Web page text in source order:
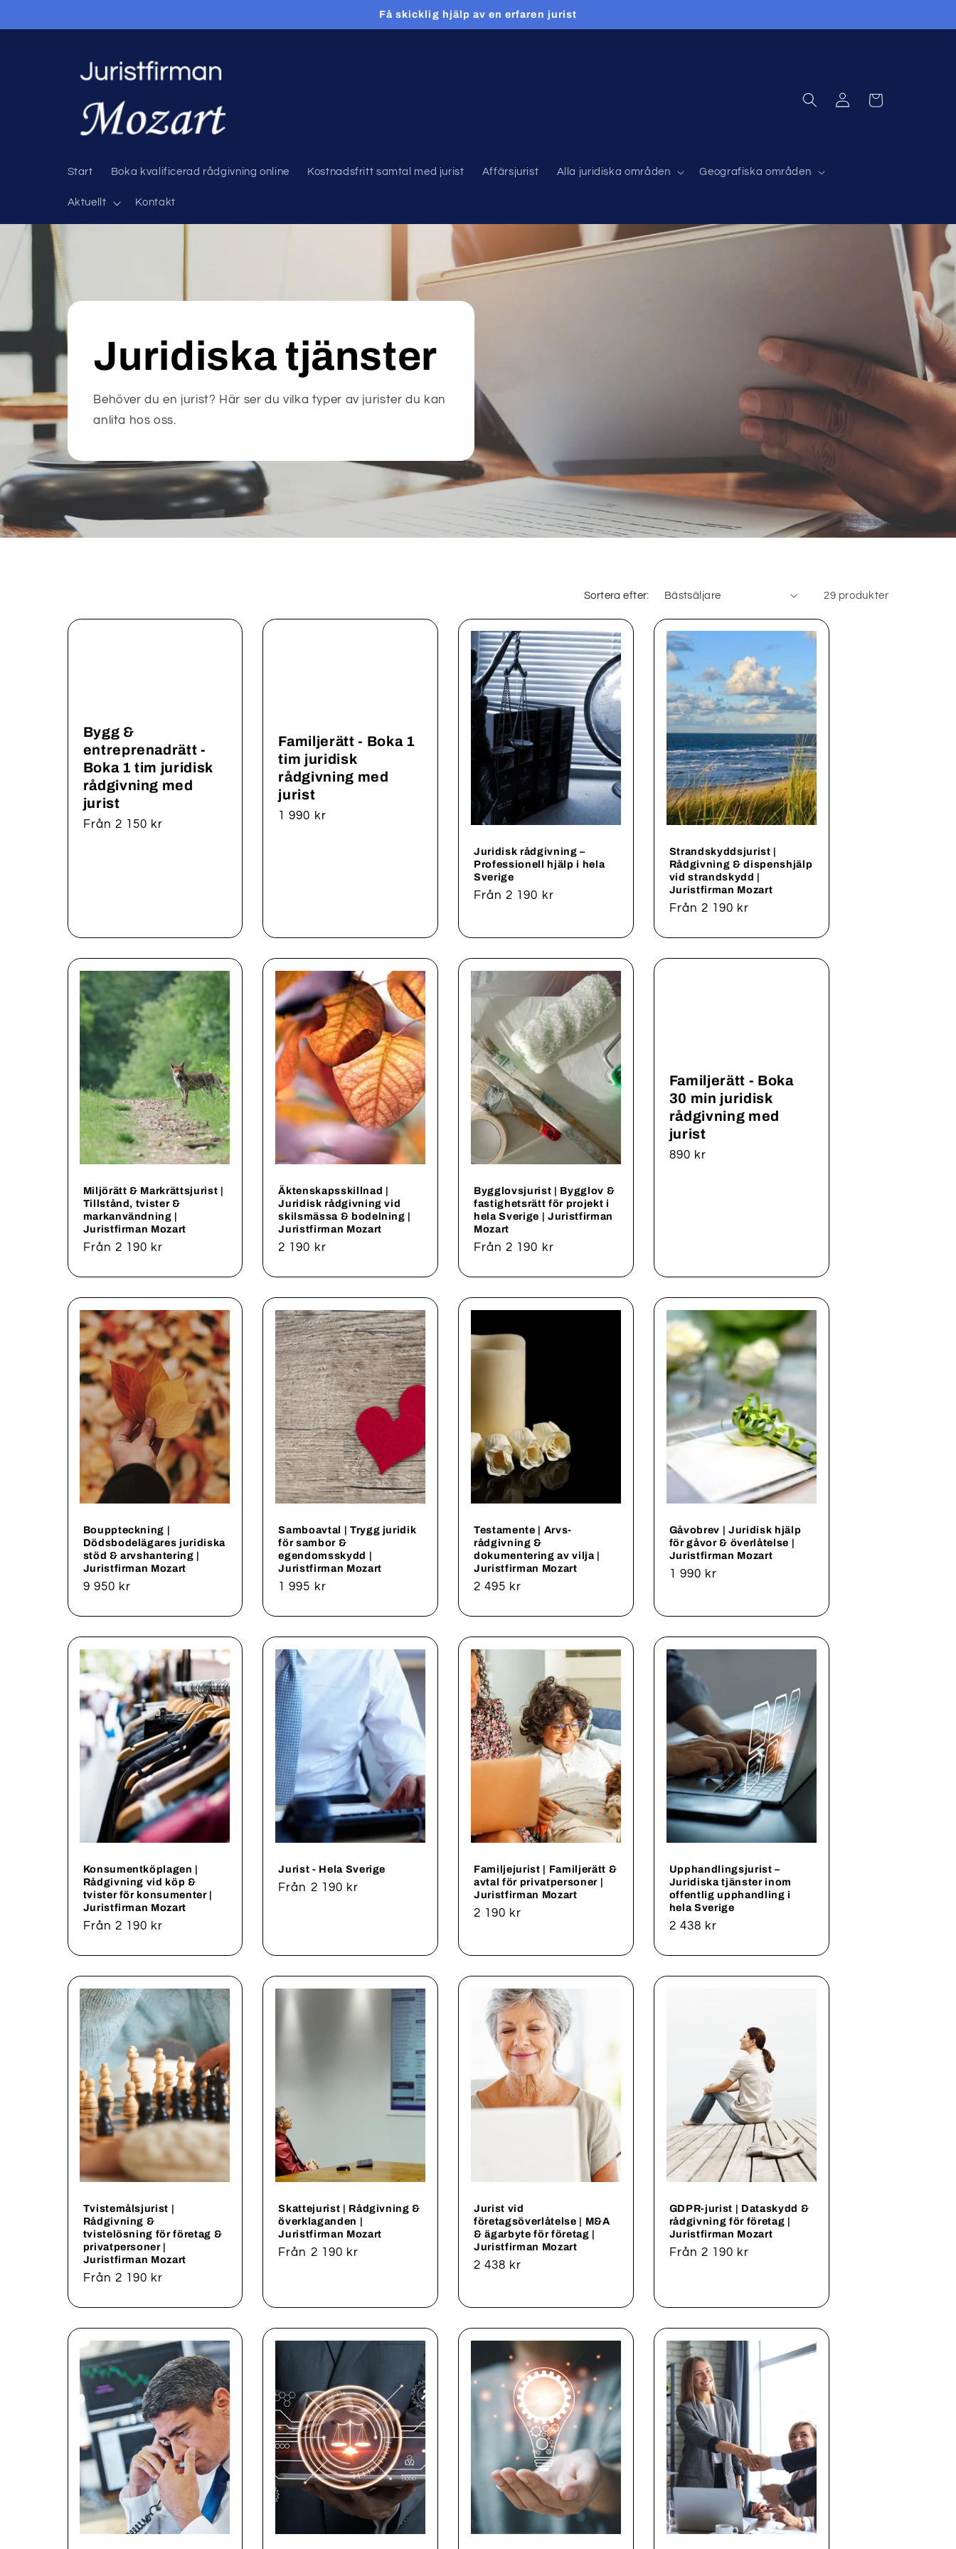
Få skicklig hjälp av en erfaren jurist
Start Boka kvalificerad rådgivning online Kostnadsfritt samtal med jurist Affärsjurist Alla juridiska områden Geografiska områden
Aktuellt Kontakt
Logga
Varukorg
Juridiska tjänster
Behöver du en jurist? Här ser du vilka typer av jurister du kan
anlita hos oss.
Sortera efter: 29 produkter
Bygg &
entreprenadrätt -
Boka 1 tim juridisk
rådgivning med
jurist
Ordinarie
Från 2 150 kr
Familjerätt - Boka 1
tim juridisk
rådgivning med
jurist
Ordinarie
1 990 kr
Juridisk rådgivning –
Professionell hjälp i hela
Sverige
Ordinarie
Från 2 190 kr
Strandskyddsjurist |
Rådgivning & dispenshjälp
vid strandskydd |
Juristfirman Mozart
Ordinarie
Från 2 190 kr
Miljörätt & Markrättsjurist |
Tillstånd, tvister &
markanvändning |
Juristfirman Mozart
Ordinarie
Från 2 190 kr
Äktenskapsskillnad |
Juridisk rådgivning vid
skilsmässa & bodelning |
Juristfirman Mozart
Ordinarie
2 190 kr
Bygglovsjurist | Bygglov &
fastighetsrätt för projekt i
hela Sverige | Juristfirman
Mozart
Ordinarie
Från 2 190 kr
Familjerätt - Boka
30 min juridisk
rådgivning med
jurist
Ordinarie
890 kr
Bouppteckning |
Dödsbodelägares juridiska
stöd & arvshantering |
Juristfirman Mozart
Ordinarie
9 950 kr
Samboavtal | Trygg juridik
för sambor &
egendomsskydd |
Juristfirman Mozart
Ordinarie
1 995 kr
Testamente | Arvs­
rådgivning &
dokumentering av vilja |
Juristfirman Mozart
Ordinarie
2 495 kr
Gåvobrev | Juridisk hjälp
för gåvor & överlåtelse |
Juristfirman Mozart
Ordinarie
1 990 kr
Konsumentköplagen |
Rådgivning vid köp &
tvister för konsumenter |
Juristfirman Mozart
Ordinarie
Från 2 190 kr
Jurist - Hela Sverige
Ordinarie
Från 2 190 kr
Familjejurist | Familjerätt &
avtal för privatpersoner |
Juristfirman Mozart
Ordinarie
2 190 kr
Upphandlingsjurist –
Juridiska tjänster inom
offentlig upphandling i
hela Sverige
Ordinarie
2 438 kr
Tvistemålsjurist |
Rådgivning &
tvistelösning för företag &
privatpersoner |
Juristfirman Mozart
Ordinarie
Från 2 190 kr
Skattejurist | Rådgivning &
överklaganden |
Juristfirman Mozart
Ordinarie
Från 2 190 kr
Jurist vid
företagsöverlåtelse | M&A
& ägarbyte för företag |
Juristfirman Mozart
Ordinarie
2 438 kr
GDPR-jurist | Dataskydd &
rådgivning för företag |
Juristfirman Mozart
Ordinarie
Från 2 190 kr